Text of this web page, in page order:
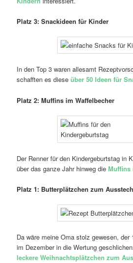
Platz 3: Snackideen für Kinder
In den Top 3 waren allesamt
schafften es dieseüber 50 Ideen für
Platz 2: Muffins im Waffelbecher
Der Renner für den Kindergeburtstag in
über das ganze Jahr hinweg die Muffins
Platz 1: Butterplätzchen zum
Da wäre meine Oma stolz gewesen,
im Dezember in die Wertung
leckere Weihnachtsplätzchen zum